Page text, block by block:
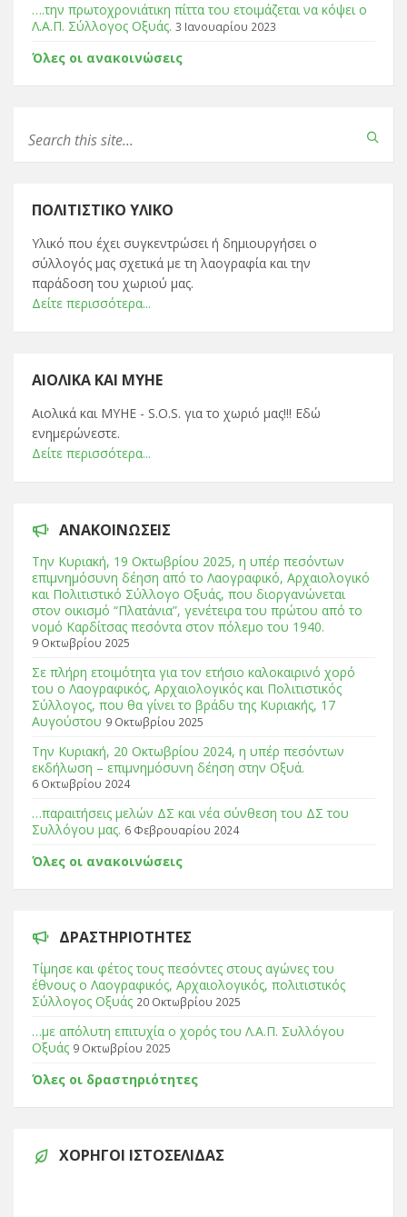
….την πρωτοχρονιάτικη πίττα του ετοιμάζεται να κόψει ο
Λ.Α.Π. Σύλλογος Οξυάς. 3 Ιανουαρίου 2023
Όλες οι ανακοινώσεις
ΠΟΛΙΤΙΣΤΙΚΌ ΥΛΙΚΌ
Υλικό που έχει συγκεντρώσει ή δημιουργήσει ο
σύλλογός μας σχετικά με τη λαογραφία και την
παράδοση του χωριού μας.
Δείτε περισσότερα...
ΑΙΟΛΙΚΆ ΚΑΙ ΜΥΗΕ
Αιολικά και ΜΥΗΕ - S.O.S. για το χωριό μας!!! Εδώ
ενημερώνεστε.
Δείτε περισσότερα...
ΑΝΑΚΟΙΝΏΣΕΙΣ
Tην Κυριακή, 19 Οκτωβρίου 2025, η υπέρ πεσόντων
επιμνημόσυνη δέηση από το Λαογραφικό, Αρχαιολογικό
και Πολιτιστικό Σύλλογο Οξυάς, που διοργανώνεται
στον οικισμό “Πλατάνια”, γενέτειρα του πρώτου από το
νομό Καρδίτσας πεσόντα στον πόλεμο του 1940.
9 Οκτωβρίου 2025
Σε πλήρη ετοιμότητα για τον ετήσιο καλοκαιρινό χορό
του ο Λαογραφικός, Αρχαιολογικός και Πολιτιστικός
Σύλλογος, που θα γίνει το βράδυ της Κυριακής, 17
Αυγούστου 9 Οκτωβρίου 2025
Tην Κυριακή, 20 Οκτωβρίου 2024, η υπέρ πεσόντων
εκδήλωση – επιμνημόσυνη δέηση στην Οξυά.
6 Οκτωβρίου 2024
…παραιτήσεις μελών ΔΣ και νέα σύνθεση του ΔΣ του
Συλλόγου μας. 6 Φεβρουαρίου 2024
Όλες οι ανακοινώσεις
ΔΡΑΣΤΗΡΙΌΤΗΤΕΣ
Τίμησε και φέτος τους πεσόντες στους αγώνες του
έθνους ο Λαογραφικός, Αρχαιολογικός, πολιτιστικός
Σύλλογος Οξυάς 20 Οκτωβρίου 2025
…με απόλυτη επιτυχία ο χορός του Λ.Α.Π. Συλλόγου
Οξυάς 9 Οκτωβρίου 2025
Όλες οι δραστηριότητες
ΧΟΡΗΓΟΊ ΙΣΤΟΣΕΛΊΔΑΣ